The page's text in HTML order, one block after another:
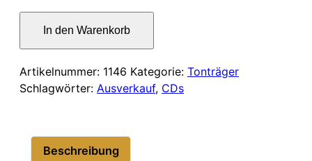
war:
13,00 €
Franz
–
String
Quartets
Menge
In den Warenkorb
Artikelnummer: 1146 Kategorie: Tonträger
Schlagwörter: Ausverkauf, CDs
Beschreibung